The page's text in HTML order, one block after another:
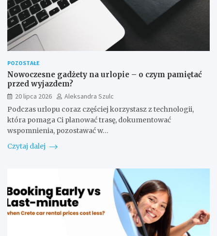
POZOSTAŁE
Nowoczesne gadżety na urlopie – o czym pamiętać
przed wyjazdem?
20 lipca 2026
Aleksandra Szulc
Podczas urlopu coraz częściej korzystasz z technologii,
która pomaga Ci planować trasę, dokumentować
wspomnienia, pozostawać w…
Czytaj dalej